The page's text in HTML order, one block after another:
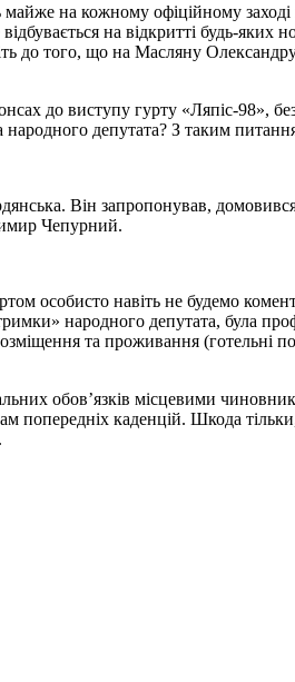
на кожному офіційному
на відкритті будь-яких
до того, що на Масляну
до виступу гурту «Ляпіс-98»,
депутата? З таким
Він запропонував, домовився.
Чепурний.
особисто навіть не будемо
народного депутата, була
та проживання
обов’язків місцевими
попередніх каденцій. Шкода